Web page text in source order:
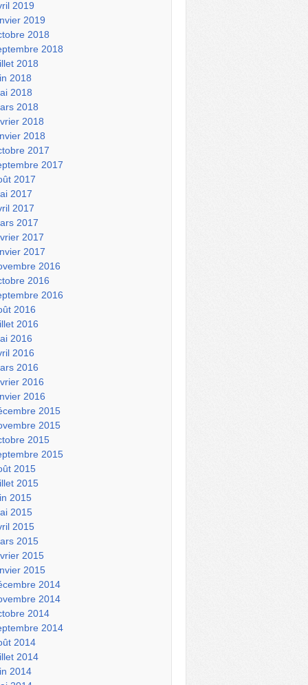
2019
2019
2018
2018
2018
2018
2018
2018
2018
2018
2017
2017
2017
2017
2017
2017
2017
2017
2016
2016
2016
2016
2016
2016
2016
2016
2016
2016
2015
2015
2015
2015
2015
2015
2015
2015
2015
2015
2015
2015
2014
2014
2014
2014
2014
2014
2014